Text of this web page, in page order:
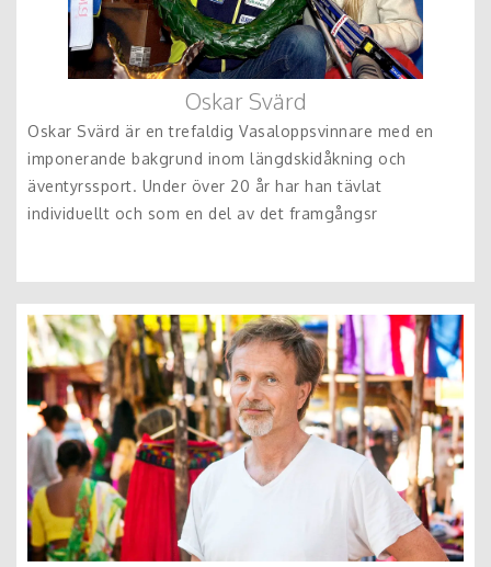
Oskar Svärd
Oskar Svärd är en trefaldig Vasaloppsvinnare med en
imponerande bakgrund inom längdskidåkning och
äventyrssport. Under över 20 år har han tävlat
individuellt och som en del av det framgångsr